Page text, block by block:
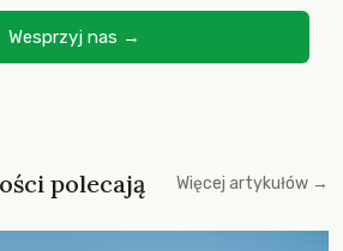
Wesprzyj nas →
polecają Więcej artykułów →